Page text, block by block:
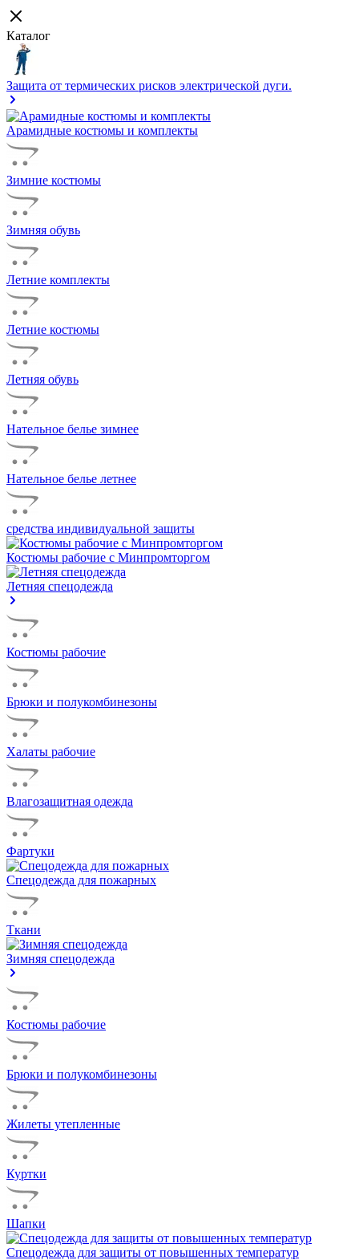
Каталог
Защита от термических рисков электрической дуги.
Арамидные костюмы и комплекты
Зимние костюмы
Зимняя обувь
Летние комплекты
Летние костюмы
Летняя обувь
Нательное белье зимнее
Нательное белье летнее
средства индивидуальной защиты
Костюмы рабочие с Минпромторгом
Летняя спецодежда
Костюмы рабочие
Брюки и полукомбинезоны
Халаты рабочие
Влагозащитная одежда
Фартуки
Спецодежда для пожарных
Ткани
Зимняя спецодежда
Костюмы рабочие
Брюки и полукомбинезоны
Жилеты утепленные
Куртки
Шапки
Спецодежда для защиты от повышенных температур